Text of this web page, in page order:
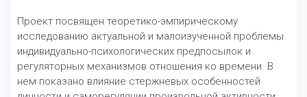
Проект посвящен теоретико-эмпирическому
исследованию актуальной и малоизученной проблемы
индивидуально-психологических предпосылок и
регуляторных механизмов отношения ко времени. В
нем показано влияние стержневых особенностей